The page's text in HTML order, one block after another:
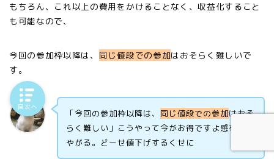
もちろん、これ以上の費用をかけることなく、収益化すること
も可能なので、
今回の参加枠以降は、 同じ値段での参加はおそらく難しいで
す。
「今回の参加枠以降は、 同じ値段での参加はおそ
らく難しい」こうやって今がお得ですよ感を出し
やがる。どーせ値下げするくせに
目次へ